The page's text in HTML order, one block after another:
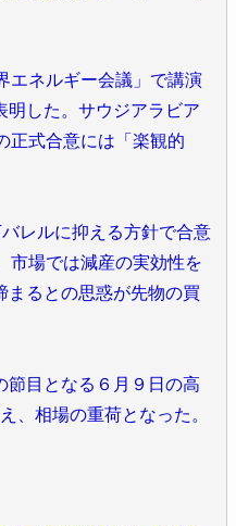
エネルギー会議」で講演
明した。サウジアラビア
正式合意には「楽観的
レルに抑える方針で合意
市場では減産の実効性を
まるとの思惑が先物の買
目となる６月９日の高
、相場の重荷となった。